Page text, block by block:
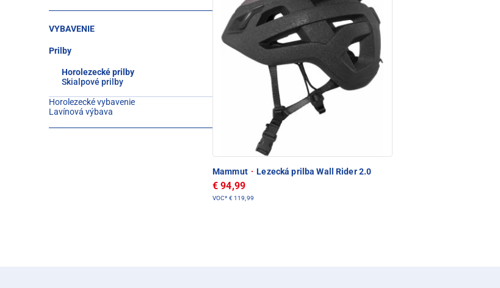
VYBAVENIE
Prilby
Horolezecké prilby
Skialpové prilby
Horolezecké vybavenie
Lavínová výbava
Mammut · Lezecká prilba Wall Rider 2.0
€ 94,99
VOC* € 119,99